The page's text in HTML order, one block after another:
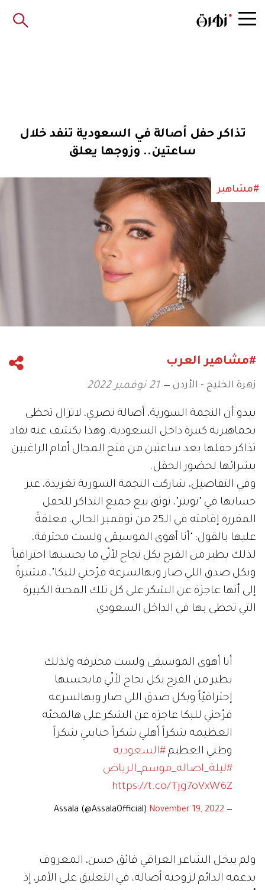
تذاكر حفل أصالة في السعودية تنفد خلال
ساعتين.. وزوجها يعلق
#مشاهير
#مشاهير العرب
زهرة الخليج - الأردن 21 نوفمبر 2022
يبدو أن النجمة السورية، أصالة نصري، لاتزال تحظى
بجماهيرية كبيرة داخل السعودية، وهذا يكشف عنه نفاد
تذاكر حفلها بعد ساعتين من فتح المجال أمام الراغبين
بشرائها لحضور الحفل.
وفي التفاصيل، شاركت النجمة السورية تغريدة، عبر
حسابها في "تويتر"، توثق بيع جميع التذاكر للحفل
المقررة إقامته في الـ25 من نوفمبر الحالي، معلقةً
عليها بالقول: "أنا أهوى الموسيقى ولست محترفة،
لذلك بطير من الفرح بكل نجاح لأنّي ما بحسبها احترافياً
وبكل صدق اللي صار وبهالسرعة فرّحني للبكا"، مشيرةً
إلى أنها عاجزة عن الشكر على كل تلك المحبة الكبيرة
التي تحظى بها في الداخل السعودي.
أنا أهوى الموسيقى ولست محترفه ولذلك
بطير من الفرح بكل نجاح لأنّي مابحسبها
إحترافيّاً وبكل صدق اللي صار وبهالسرعه
فرّحني للبكا عاجزه عن الشكر على هالمحبّه
العظيمه شكراً أهلي شكراً حبايبي شكراً
وطني العظيم #السعوديه
#ليلة_اصاله_موسم_الرياض
https://t.co/Tjg7oVxW6Z
— Assala (@AssalaOfficial)
November 19, 2022
ولم يبخل الشاعر العراقي فائق حسن، المعروف
بدعمه الدائم لزوجته أصالة، في التعليق على الأمر، إذ